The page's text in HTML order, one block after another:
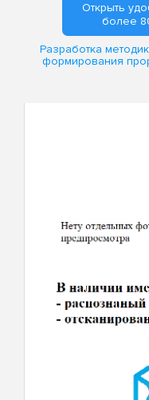
Открыть
более
Разработка
формирования